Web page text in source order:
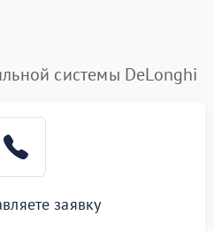
системы DeLonghi
заявку